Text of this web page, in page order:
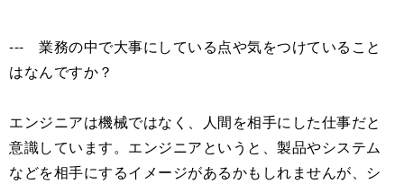
--- 業務の中で大事にしている点や気をつけていること
はなんですか？
エンジニアは機械ではなく、人間を相手にした仕事だと
意識しています。エンジニアというと、製品やシステム
などを相手にするイメージがあるかもしれませんが、シ